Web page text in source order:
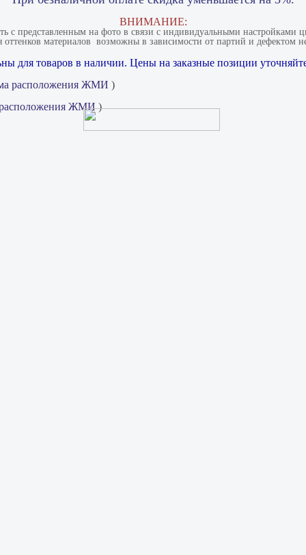
ВНИМАНИЕ:
с представленным на фото в связи с индивидуальными настройками
оттенков материалов​ ​ возможны в зависимости от партий и дефектом
для товаров в наличии. Цены на заказные позиции
расположения ЖМИ )
ЖМИ)